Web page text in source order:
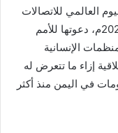
العالمي للاتصالات
ومجتمع المعلومات- السبت 17 مايو/ آيار 2025م، دعوتها للأمم
الإنسانية
إزاء ما تتعرض له
في اليمن منذ أكثر